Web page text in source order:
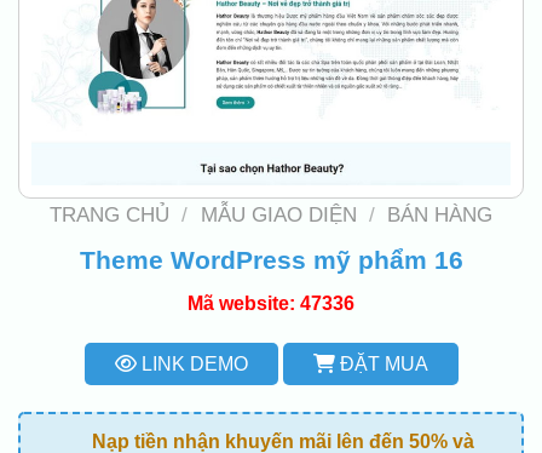
TRANG CHỦ / MẪU GIAO DIỆN / BÁN HÀNG
Theme WordPress mỹ phẩm 16
Mã website: 47336
LINK DEMO ĐẶT MUA
Nạp tiền nhận khuyến mãi lên đến 50% và